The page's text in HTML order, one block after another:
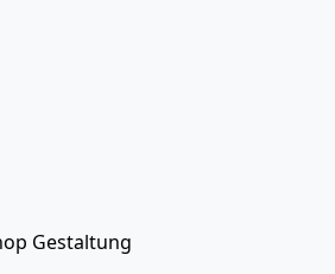
Gestaltung